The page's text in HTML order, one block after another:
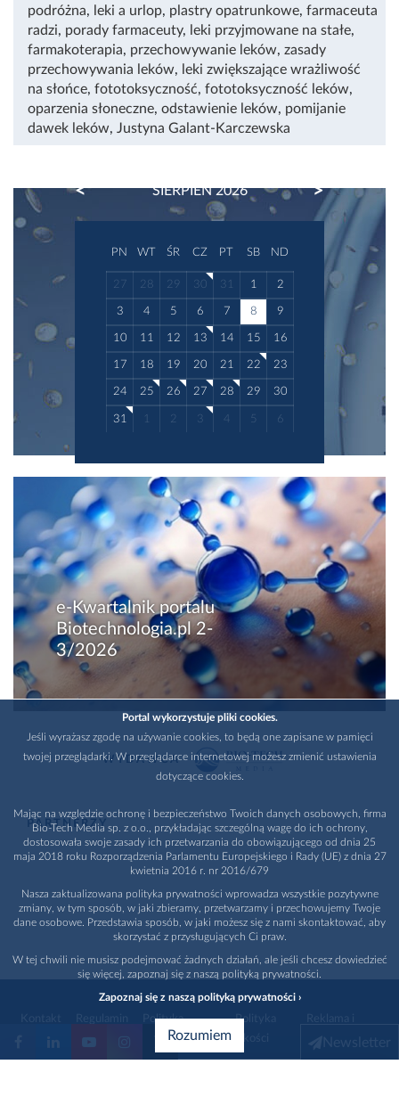
podróżna, leki a urlop, plastry opatrunkowe, farmaceuta
radzi, porady farmaceuty, leki przyjmowane na stałe,
farmakoterapia, przechowywanie leków, zasady
przechowywania leków, leki zwiększające wrażliwość
na słońce, fototoksyczność, fototoksyczność leków,
oparzenia słoneczne, odstawienie leków, pomijanie
dawek leków, Justyna Galant-Karczewska
SIERPIEŃ 2026
PREVIOUS NEXT
PN WT ŚR CZ PT SB ND
27 28 29 30 31 1 2
3 4 5 6 7 8 9
10 11 12 13 14 15 16
17 18 19 20 21 22 23
24 25 26 27 28 29 30
31 1 2 3 4 5 6
e-Kwartalnik portalu
Biotechnologia.pl 2-
3/2026
WYDAWCA
PARTNERZY
Polityka
prywatności
Polityka
promocja
Portal wykorzystuje pliki cookies.
Jeśli wyrażasz zgodę na używanie cookies, to będą one zapisane w pamięci
twojej przeglądarki. W przeglądarce internetowej możesz zmienić ustawienia
dotyczące cookies.
Mając na względzie ochronę i bezpieczeństwo Twoich danych osobowych, firma
Bio-Tech Media sp. z o.o., przykładając szczególną wagę do ich ochrony,
dostosowała swoje zasady ich przetwarzania do obowiązującego od dnia 25
maja 2018 roku Rozporządzenia Parlamentu Europejskiego i Rady (UE) z dnia 27
kwietnia 2016 r. nr 2016/679
Nasza zaktualizowana polityka prywatności wprowadza wszystkie pozytywne
zmiany, w tym sposób, w jaki zbieramy, przetwarzamy i przechowujemy Twoje
dane osobowe. Przedstawia sposób, w jaki możesz się z nami skontaktować, aby
skorzystać z przysługujących Ci praw.
W tej chwili nie musisz podejmować żadnych działań, ale jeśli chcesz dowiedzieć
się więcej, zapoznaj się z naszą polityką prywatności.
Zapoznaj się z naszą polityką prywatności ›
Rozumiem Newsletter